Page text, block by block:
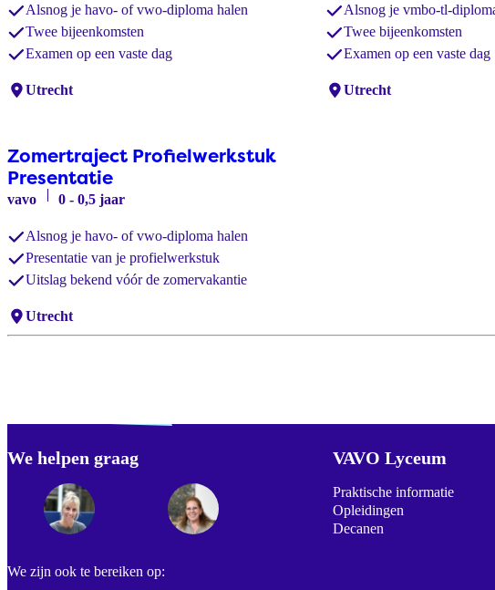
Alsnog je havo- of vwo-diploma halen
Twee bijeenkomsten
Examen op een vaste dag
Locaties:
Utrecht
Alsnog je vmbo-tl-
Twee bijeenkomsten
Examen op een vaste dag
Locaties:
Utrecht
Zomertraject Profielwerkstuk
Presentatie
vavo 0 - 0,5 jaar
Alsnog je havo- of vwo-diploma halen
Presentatie van je profielwerkstuk
Uitslag bekend vóór de zomervakantie
Locaties:
Utrecht
We helpen graag
We zijn ook te bereiken op:
VAVO Lyceum
Praktische informatie
Opleidingen
Decanen
Footer